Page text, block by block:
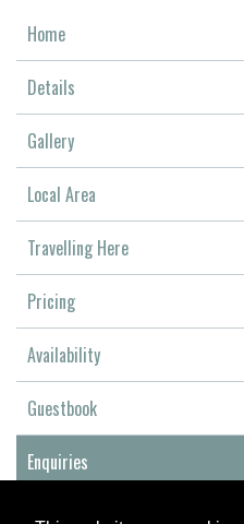
Home
Details
Gallery
Local Area
Travelling Here
Pricing
Availability
Guestbook
Enquiries